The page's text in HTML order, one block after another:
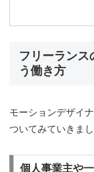
フリーランス
う働き方
モーションデザイ
ついてみていきまし
個人事業主や